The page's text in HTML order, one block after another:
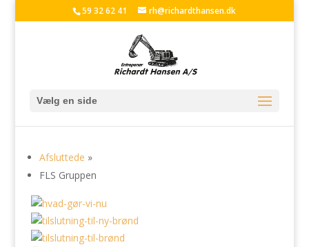
59 32 62 41 rh@richardthansen.dk
Vælg en side
Afsluttede »
FLS Gruppen